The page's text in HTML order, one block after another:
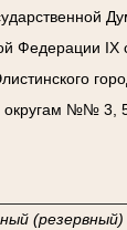
Федерации IХ
№№ 3,
(резервный)